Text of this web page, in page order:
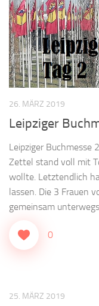
26. MÄRZ 2019
Leipziger
Leipziger Buchmesse
Zettel stand voll mit
wollte. Letztendlich
lassen. Die 3 Frauen
gemeinsam
0
25. MÄRZ 2019